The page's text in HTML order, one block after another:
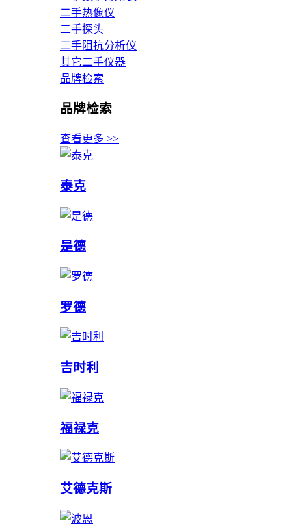
二手热像仪
二手探头
二手阻抗分析仪
其它二手仪器
品牌检索
品牌检索
查看更多 >>
泰克
是德
罗德
吉时利
福禄克
艾德克斯